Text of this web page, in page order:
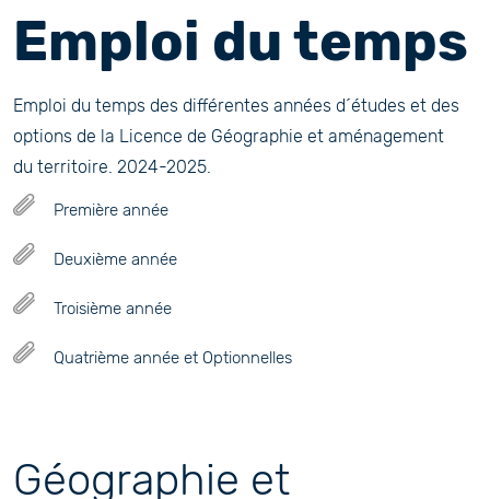
Emploi du temps
Emploi du temps des différentes années d´études et des
options de la Licence de Géographie et aménagement
du territoire. 2024-2025.
Première année
Deuxième année
Troisième année
Quatrième année et Optionnelles
Géographie et